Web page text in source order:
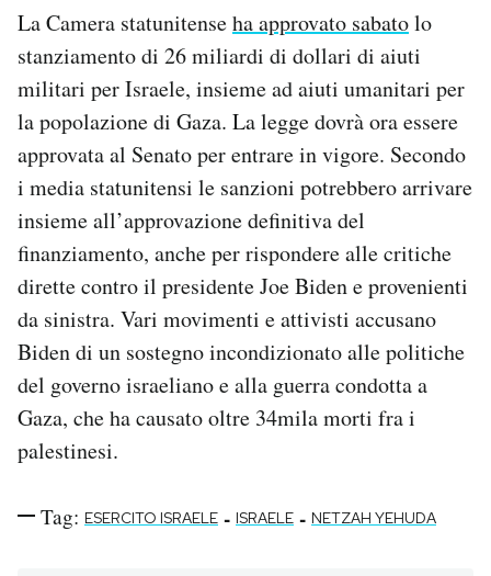
La Camera statunitenseha approvato sabatolo
stanziamento di 26 miliardi di dollari di aiuti
militari per Israele, insieme ad aiuti umanitari per
la popolazione di Gaza. La legge dovrà ora essere
approvata al Senato per entrare in vigore. Secondo
i media statunitensi le sanzioni potrebbero arrivare
insieme all’approvazione definitiva del
finanziamento, anche per rispondere alle critiche
dirette contro il presidente Joe Biden e provenienti
da sinistra. Vari movimenti e attivisti accusano
Biden di un sostegno incondizionato alle politiche
del governo israeliano e alla guerra condotta a
Gaza, che ha causato oltre 34mila morti fra i
palestinesi.
Tag: ESERCITO ISRAELE - ISRAELE - NETZAH YEHUDA